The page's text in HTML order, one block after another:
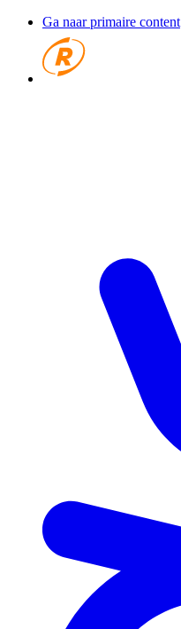
Ga naar primaire content